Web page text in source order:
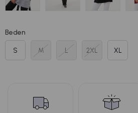
Beden
S M L 2XL XL